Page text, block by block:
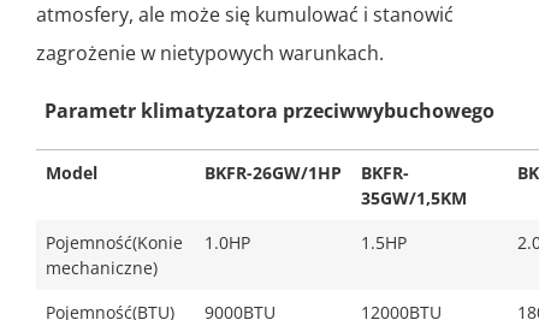
atmosfery, ale może się kumulować i stanowić
zagrożenie w nietypowych warunkach.
Parametr klimatyzatora przeciwwybuchowego
Model BKFR-26GW/1HP
BKFR-
35GW/1,5KM
Pojemność(Konie
mechaniczne)
1.0HP 1.5HP
Pojemność(BTU) 9000BTU 12000BTU